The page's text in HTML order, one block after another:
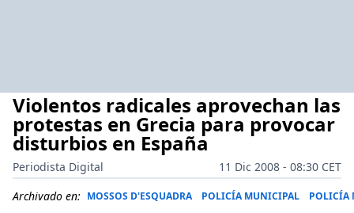
Violentos radicales aprovechan las
protestas en Grecia para provocar
disturbios en España
Periodista Digital
11 Dic 2008 - 08:30 CET
Archivado en: MOSSOS D'ESQUADRA POLICÍA MUNICIPAL POLICÍA